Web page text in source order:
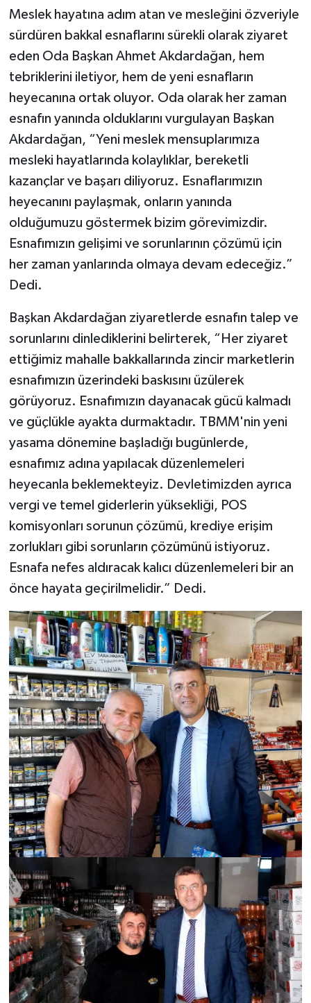
Meslek hayatına adım atan ve mesleğini özveriyle
sürdüren bakkal esnaflarını sürekli olarak ziyaret
eden Oda Başkan Ahmet Akdardağan, hem
tebriklerini iletiyor, hem de yeni esnafların
heyecanına ortak oluyor. Oda olarak her zaman
esnafın yanında olduklarını vurgulayan Başkan
Akdardağan, “Yeni meslek mensuplarımıza
mesleki hayatlarında kolaylıklar, bereketli
kazançlar ve başarı diliyoruz. Esnaflarımızın
heyecanını paylaşmak, onların yanında
olduğumuzu göstermek bizim görevimizdir.
Esnafımızın gelişimi ve sorunlarının çözümü için
her zaman yanlarında olmaya devam edeceğiz.”
Dedi.
Başkan Akdardağan ziyaretlerde esnafın talep ve
sorunlarını dinlediklerini belirterek, “Her ziyaret
ettiğimiz mahalle bakkallarında zincir marketlerin
esnafımızın üzerindeki baskısını üzülerek
görüyoruz. Esnafımızın dayanacak gücü kalmadı
ve güçlükle ayakta durmaktadır. TBMM'nin yeni
yasama dönemine başladığı bugünlerde,
esnafımız adına yapılacak düzenlemeleri
heyecanla beklemekteyiz. Devletimizden ayrıca
vergi ve temel giderlerin yüksekliği, POS
komisyonları sorunun çözümü, krediye erişim
zorlukları gibi sorunların çözümünü istiyoruz.
Esnafa nefes aldıracak kalıcı düzenlemeleri bir an
önce hayata geçirilmelidir.” Dedi.